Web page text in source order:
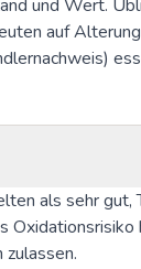
und Wert.
auf
als sehr gut,